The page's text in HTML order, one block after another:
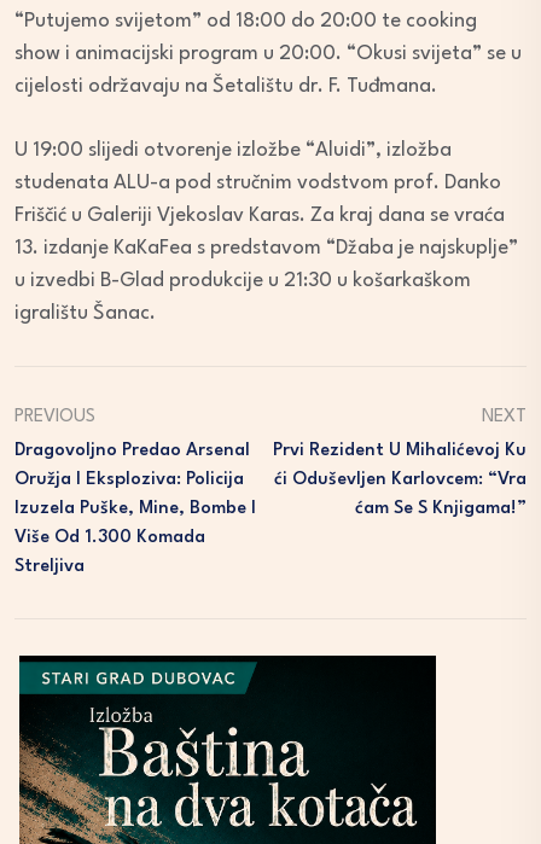
“Putujemo svijetom” od 18:00 do 20:00 te cooking
show i animacijski program u 20:00. “Okusi svijeta” se u
cijelosti održavaju na Šetalištu dr. F. Tuđmana.
U 19:00 slijedi otvorenje izložbe “Aluidi”, izložba
studenata ALU-a pod stručnim vodstvom prof. Danko
Friščić u Galeriji Vjekoslav Karas. Za kraj dana se vraća
13. izdanje KaKaFea s predstavom “Džaba je najskuplje”
u izvedbi B-Glad produkcije u 21:30 u košarkaškom
igralištu Šanac.
PREVIOUS
Dragovoljno Predao Arsenal
Oružja I Eksploziva: Policija
Izuzela Puške, Mine, Bombe I
Više Od 1.300 Komada
Streljiva
NEXT
Prvi Rezident U Mihalićevoj Ku
Ći Oduševljen Karlovcem: “Vra
Ćam Se S Knjigama!”